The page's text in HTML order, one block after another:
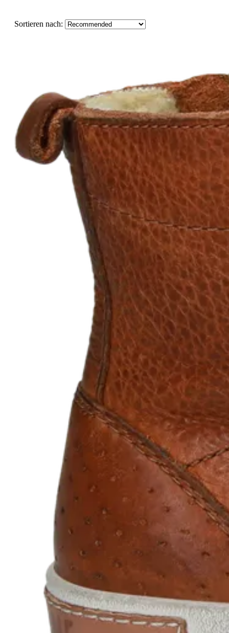
Sortieren nach: